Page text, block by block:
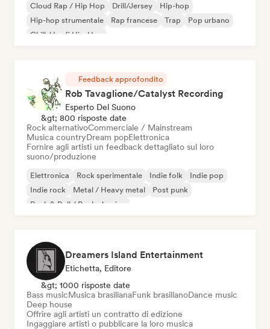
Cloud Rap / Hip Hop Drill/Jersey
Hip-hop
Hip-hop strumentale
Rap francese Trap
Pop urbano
Chill / Lo-fi Hip-Hop
Feedback approfondito
Rob Tavaglione/Catalyst Recording
Esperto Del Suono
&gt; 800 risposte date
Rock alternativoCommerciale / Mainstream
Musica countryDream popElettronica
Fornire agli artisti un feedback dettagliato sul loro
suono/produzione
Elettronica Rock sperimentale Indie folk
Indie pop
Indie rock
Metal / Heavy metal
Post punk
Rock & Roll / Rock classico
Dreamers Island Entertainment
Etichetta, Editore
&gt; 1000 risposte date
Bass musicMusica brasilianaFunk brasilianoDance music
Deep house
Offrire agli artisti un contratto di edizione
Ingaggiare artisti o pubblicare la loro musica